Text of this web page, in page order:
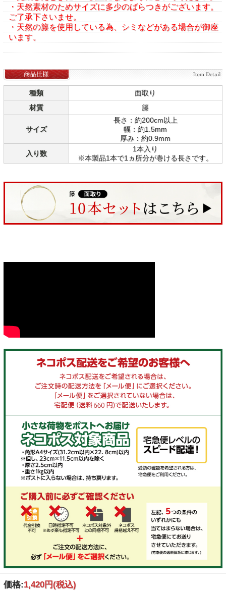
・天然素材のためサイズに多少のばらつきがございます。
ご了承下さいませ。
・天然の籐を使用している為、シミなどがある場合が御座
います。
種類
面取り
材質
籐
サイズ
長さ：約200cm以上
幅：約1.5mm
厚み：約0.9mm
入り数
1本入り
※本製品1本で1ヵ所分が巻ける長さです。
価格:1,420円(税込)